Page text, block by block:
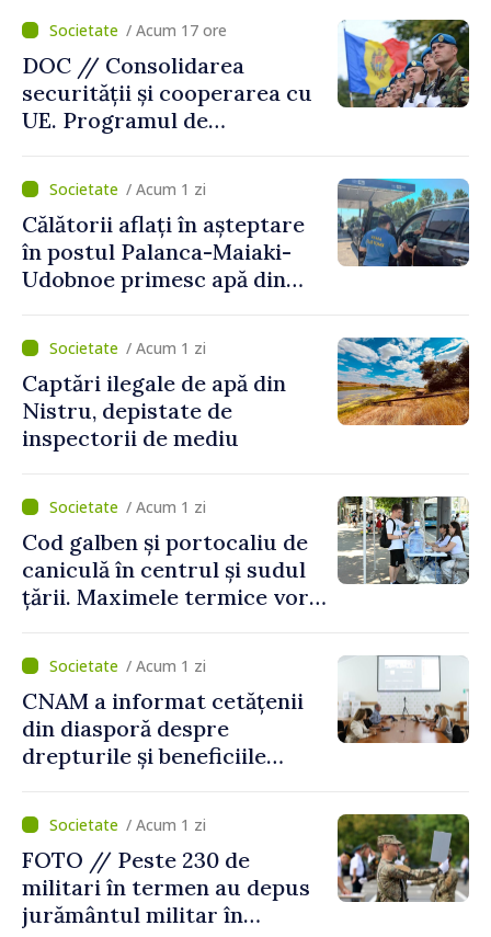
/ Acum 17 ore
DOC // Consolidarea
securității și cooperarea cu
UE. Programul de
Naționale de Apărare pentru
perioada 2024–2034,
publicat în Monitorul Oficial
/ Acum 1 zi
Călătorii aflați în așteptare
în postul Palanca-Maiaki-
Udobnoe primesc apă din
și a polițiștilor de frontieră
/ Acum 1 zi
Captări ilegale de apă din
Nistru, depistate de
inspectorii de mediu
/ Acum 1 zi
Cod galben și portocaliu de
caniculă în centrul și sudul
țării. Maximele termice vor
/ Acum 1 zi
CNAM a informat cetățenii
din diasporă despre
drepturile și beneficiile
/ Acum 1 zi
FOTO // Peste 230 de
militari în termen au depus
jurământul militar în